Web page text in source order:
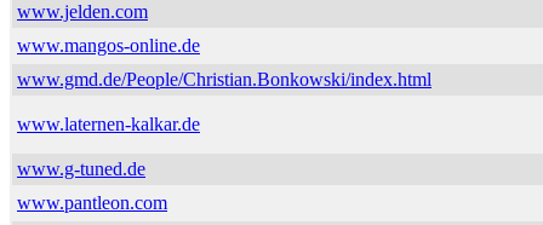
www.jelden.com
www.mangos-online.de
www.gmd.de/People/Christian.Bonkowski/index.html
www.laternen-kalkar.de
www.g-tuned.de
www.pantleon.com